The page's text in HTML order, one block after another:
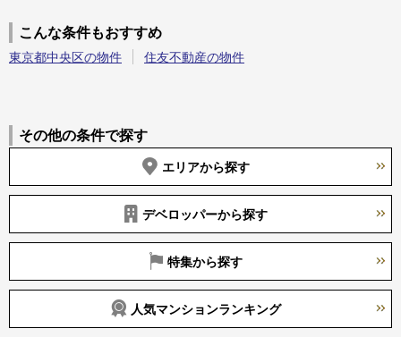
こんな条件もおすすめ
東京都中央区の物件 住友不動産の物件
その他の条件で探す
エリアから探す
デベロッパーから探す
特集から探す
人気マンションランキング